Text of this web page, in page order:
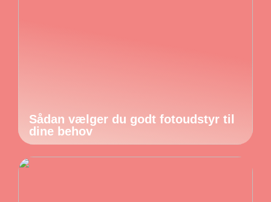
Sådan vælger du godt fotoudstyr til
dine behov